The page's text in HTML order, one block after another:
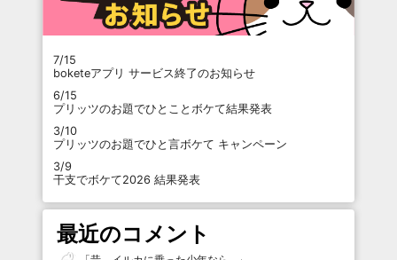
7/15
boketeアプリ サービス終了のお知らせ
6/15
プリッツのお題でひとことボケて結果発表
3/10
プリッツのお題でひと言ボケて キャンペーン
3/9
干支でボケて2026 結果発表
最近のコメント